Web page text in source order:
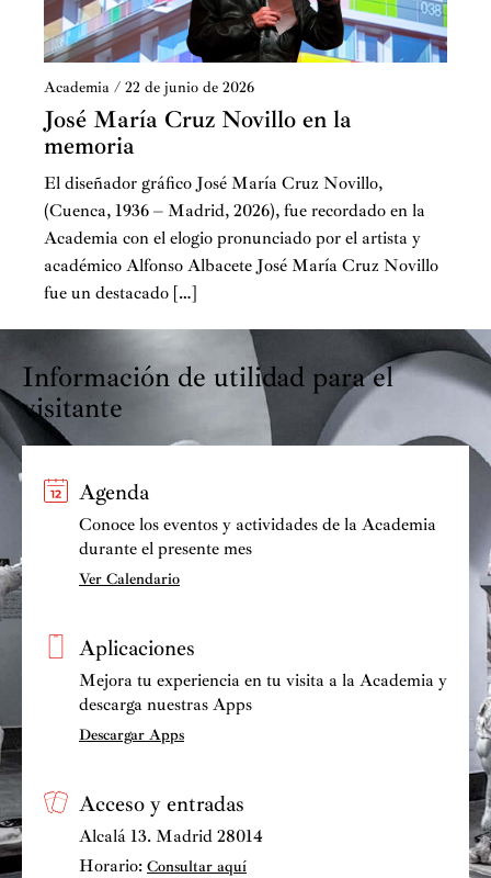
Academia / 22 de junio de 2026
José María Cruz Novillo en la
memoria
El diseñador gráfico José María Cruz Novillo,
(Cuenca, 1936 – Madrid, 2026), fue recordado en la
Academia con el elogio pronunciado por el artista y
académico Alfonso Albacete José María Cruz Novillo
fue un destacado […]
Información de utilidad para el
visitante
Agenda
Conoce los eventos y actividades de la Academia
durante el presente mes
Ver Calendario
Aplicaciones
Mejora tu experiencia en tu visita a la Academia y
descarga nuestras Apps
Descargar Apps
Acceso y entradas
Alcalá 13. Madrid 28014
Horario: Consultar aquí